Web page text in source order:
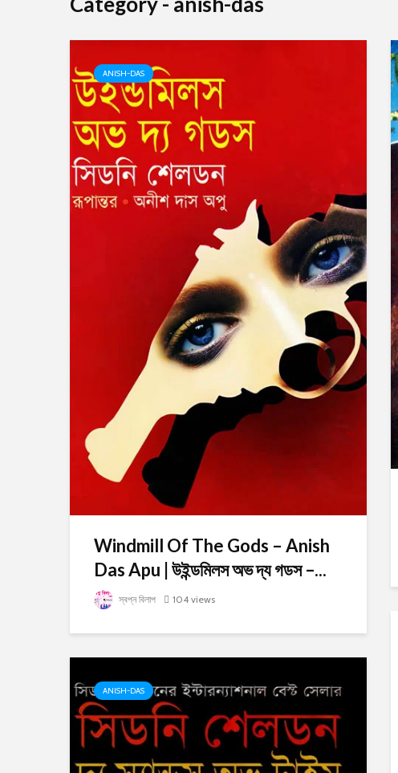
ANISH-DAS
Windmill Of The Gods – Anish
Das Apu | উইন্ডমিলস অভ দ্য গডস –...
স্বপ্ন বিলাপ 104 views
ANISH-DAS